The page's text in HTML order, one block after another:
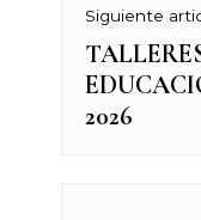
Siguiente
Next
post:
2026